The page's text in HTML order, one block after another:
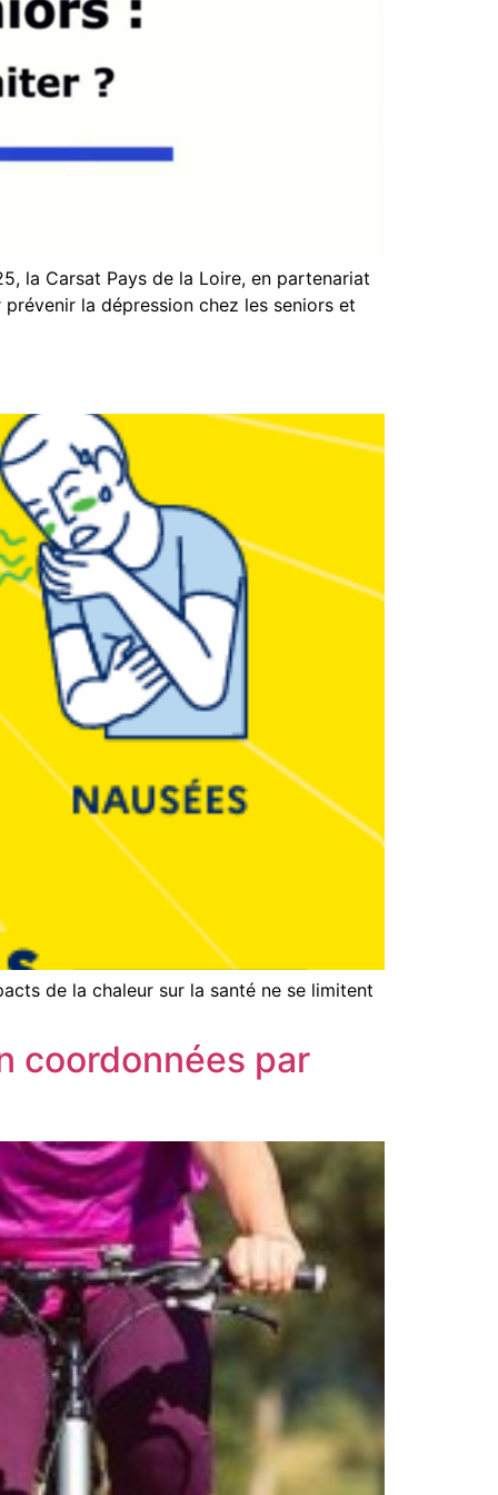
la Carsat Pays de la Loire, en partenariat
la dépression chez les seniors et
de la chaleur sur la santé ne se limitent
coordonnées par